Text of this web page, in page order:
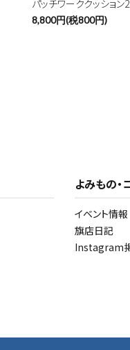
パッチワーククッション2
8,800円(税800円)
よみもの・
イベント情報
旗店日記
Instagram